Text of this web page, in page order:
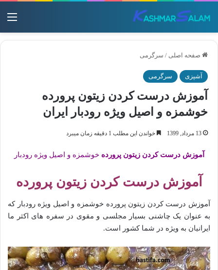
صفحه اصلی / سرگرمی
آشپزی سرگرمی
آموزش درست کردن زیتون پرورده
خوشمزه و اصیل ویژه رودبار ایران
13 مرداد, 1399 خواندن این مطلب 1 دقیقه زمان میبرد
آموزش درست کردن زیتون پرورده خوشمزه و اصیل ویژه رودبار
آموزش درست کردن زیتون پرورده
آموزش درست کردن زیتون پرورده خوشمزه و اصیل ویژه رودبار که
به عنوان یک چاشنی بسیار مجلسی و مقوی در سفره های اکثر ما
ایرانیان به ویژه در شما کشور است.